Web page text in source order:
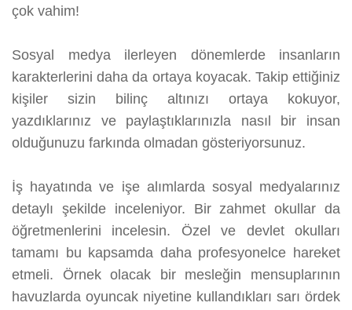
çok vahim!
Sosyal medya ilerleyen dönemlerde insanların
karakterlerini daha da ortaya koyacak. Takip ettiğiniz
kişiler sizin bilinç altınızı ortaya kokuyor,
yazdıklarınız ve paylaştıklarınızla nasıl bir insan
olduğunuzu farkında olmadan gösteriyorsunuz.
İş hayatında ve işe alımlarda sosyal medyalarınız
detaylı şekilde inceleniyor. Bir zahmet okullar da
öğretmenlerini incelesin. Özel ve devlet okulları
tamamı bu kapsamda daha profesyonelce hareket
etmeli. Örnek olacak bir mesleğin mensuplarının
havuzlarda oyuncak niyetine kullandıkları sarı ördek